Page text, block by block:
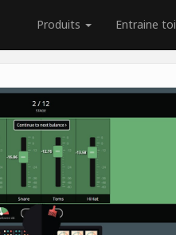
Produits Entraine toi